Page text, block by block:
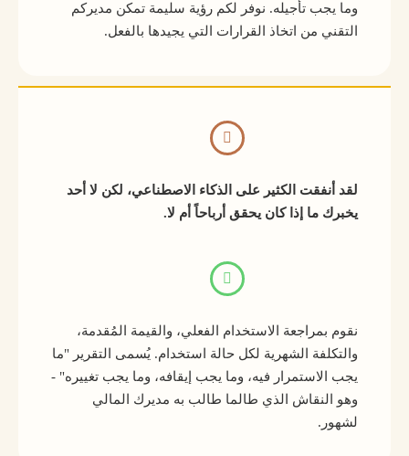
وما يجب تأجيله. نوفر لكم رؤية سليمة تمكن مديركم
التقني من اتخاذ القرارات التي يجيدها بالفعل.
لقد أنفقت الكثير على الذكاء الاصطناعي، لكن لا أحد
يخبرك ما إذا كان يحقق أرباحاً أم لا.
نقوم بمراجعة الاستخدام الفعلي، والقيمة المُقدمة،
والتكلفة الشهرية لكل حالة استخدام. يُسمى التقرير "ما
يجب الاستمرار فيه، وما يجب إيقافه، وما يجب تغييره" -
وهو النقاش الذي طالما طالب به مديرك المالي
لشهور.